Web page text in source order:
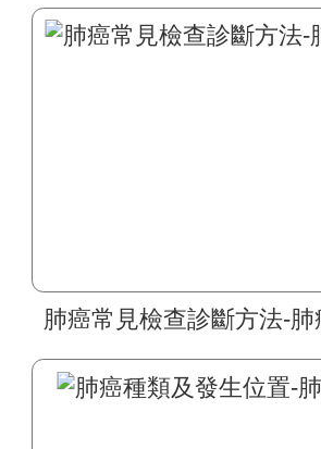
肺癌常見檢查診斷方法-